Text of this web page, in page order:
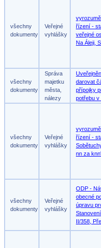
všechny
dokumenty
Veřejné
vyhlášky
řízení -
veřejné
Na Áleji,
všechny
dokumenty
Správa
majetku
města,
nálezy
darovat
přípojky
potřebu v
všechny
dokumenty
Veřejné
vyhlášky
řízení -
nn za
všechny
dokumenty
Veřejné
vyhlášky
ODP -
obecné
úpravu
II/358,